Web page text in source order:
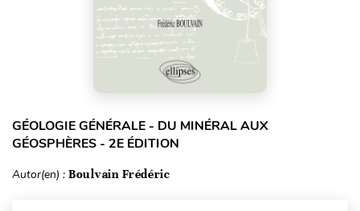
GÉOLOGIE GÉNÉRALE - DU MINÉRAL AUX
GÉOSPHÈRES - 2E ÉDITION
Autor(en) : Boulvain Frédéric